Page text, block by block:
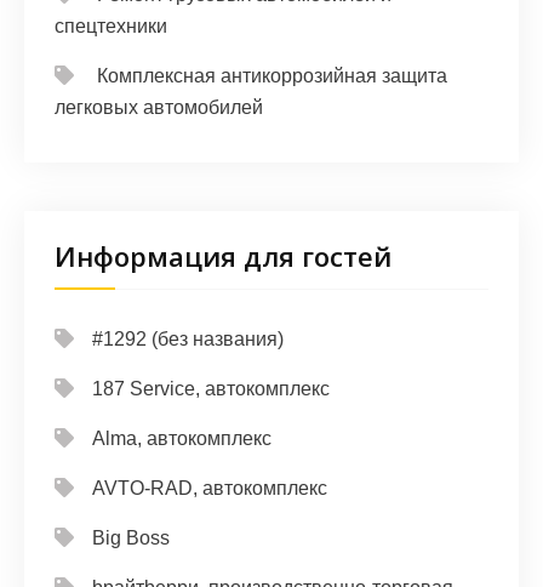
спецтехники
Комплексная антикоррозийная защита
легковых автомобилей
Информация для гостей
#1292 (без названия)
187 Service, автокомплекс
Alma, автокомплекс
AVTO-RAD, автокомплекс
Big Boss